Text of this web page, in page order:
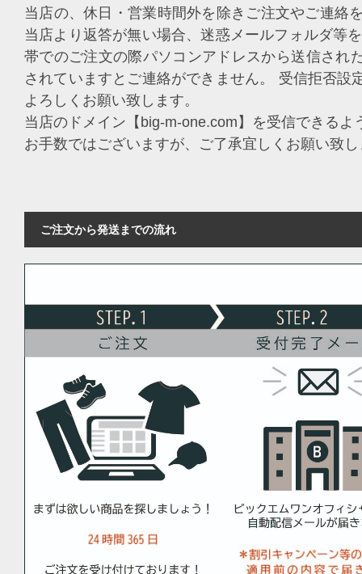
当店の、休日・営業時間外を除きご注文やご連絡
当店より返答が無い場合、迷惑メールフォルダ等
帯でのご注文の際パソコンアドレスから送信され
されていますとご連絡ができません。 受信拒否設
よろしくお願い致します。
当店のドメイン【big-m-one.com】を受信できるよ
お手数ではございますが、ご了承宜しくお願い致
ご注文から発送までの流れ